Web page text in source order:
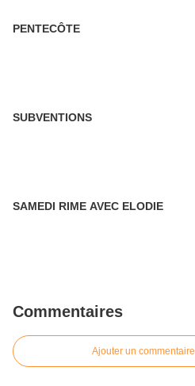
PENTECÔTE
SUBVENTIONS
SAMEDI RIME AVEC ELODIE
Commentaires
Ajouter un commentaire